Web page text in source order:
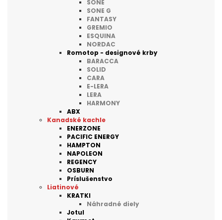
SONE
SONE G
FANTASY
GREMIO
ESQUINA
NORDAC
Romotop - designové krby
BARACCA
SOLID
CARA
E-LERA
LERA
HARMONY
ABX
Kanadské kachle
ENERZONE
PACIFIC ENERGY
HAMPTON
NAPOLEON
REGENCY
OSBURN
Príslušenstvo
Liatinové
KRATKI
Náhradné diely
Jotul